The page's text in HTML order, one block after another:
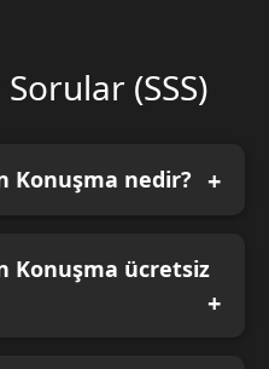
(SSS)
Konuşma nedir?
Konuşma ücretsiz